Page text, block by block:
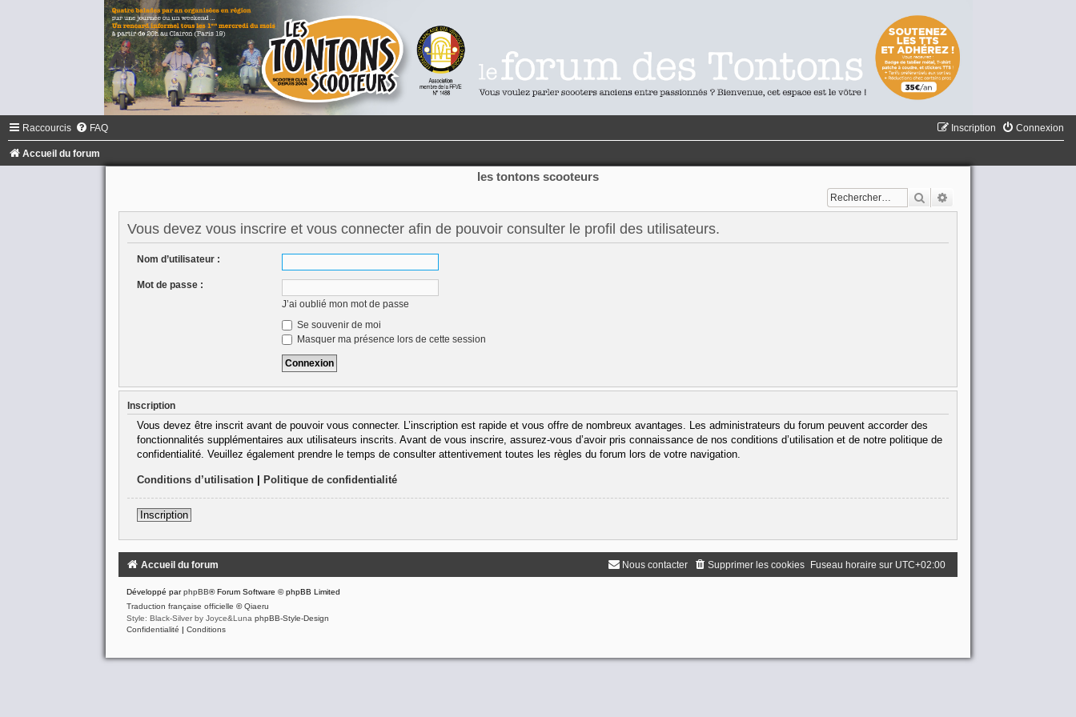
Raccourcis FAQ Connexion
Inscription
Accueil du forum
les tontons scooteurs
Rechercher
Vous devez vous inscrire et vous connecter afin de pouvoir consulter le profil des utilisateurs.
Nom d’utilisateur :
Mot de passe :
J’ai oublié mon mot de passe
Se souvenir de moi
Masquer ma présence lors de cette session
Inscription
Vous devez être inscrit avant de pouvoir vous connecter. L’inscription est rapide et vous offre de nombreux avantages. Les administrateurs du forum peuvent accorder des
fonctionnalités supplémentaires aux utilisateurs inscrits. Avant de vous inscrire, assurez-vous d’avoir pris connaissance de nos conditions d’utilisation et de notre politique de
confidentialité. Veuillez également prendre le temps de consulter attentivement toutes les règles du forum lors de votre navigation.
Conditions d’utilisation| Politique de confidentialité
Inscription
Accueil du forum Fuseau horaire sur UTC+02:00
Supprimer les cookies
Nous contacter
Développé parphpBB® Forum Software © phpBB Limited
Traduction française officielle ©Qiaeru
Style: Black-Silver by Joyce&Luna phpBB-Style-Design
Confidentialité | Conditions